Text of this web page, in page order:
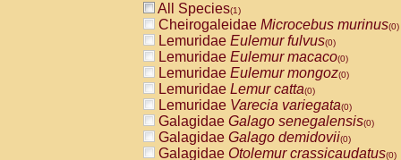
All Species(1)
Cheirogaleidae Microcebus murinus(0)
Lemuridae Eulemur fulvus(0)
Lemuridae Eulemur macaco(0)
Lemuridae Eulemur mongoz(0)
Lemuridae Lemur catta(0)
Lemuridae Varecia variegata(0)
Galagidae Galago senegalensis(0)
Galagidae Galago demidovii(0)
Galagidae Otolemur crassicaudatus(0)